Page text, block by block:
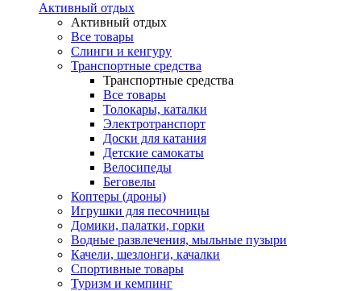
Активный отдых
Активный отдых
Все товары
Слинги и кенгуру
Транспортные средства
Транспортные средства
Все товары
Толокары, каталки
Электротранспорт
Доски для катания
Детские самокаты
Велосипеды
Беговелы
Коптеры (дроны)
Игрушки для песочницы
Домики, палатки, горки
Водные развлечения, мыльные пузыри
Качели, шезлонги, качалки
Спортивные товары
Туризм и кемпинг